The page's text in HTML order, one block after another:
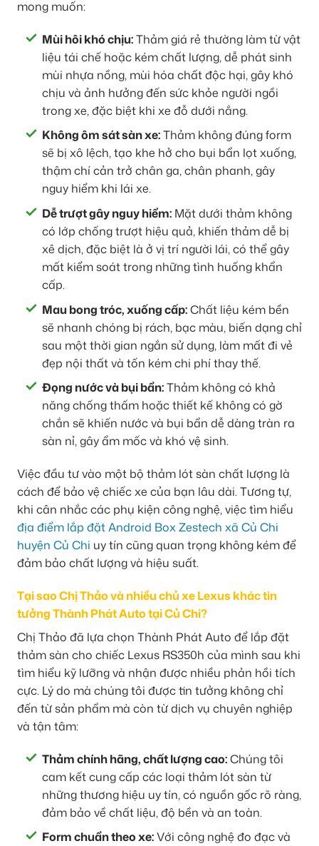
mong muốn:
Mùi hôi khó chịu:Thảm giá rẻ thường làm từ vật
liệu tái chế hoặc kém chất lượng, dễ phát sinh
mùi nhựa nồng, mùi hóa chất độc hại, gây khó
chịu và ảnh hưởng đến sức khỏe người ngồi
trong xe, đặc biệt khi xe đỗ dưới nắng.
Không ôm sát sàn xe:Thảm không đúng form
sẽ bị xô lệch, tạo khe hở cho bụi bẩn lọt xuống,
thậm chí cản trở chân ga, chân phanh, gây
nguy hiểm khi lái xe.
Dễ trượt gây nguy hiểm: Mặt dưới thảm không
có lớp chống trượt hiệu quả, khiến thảm dễ bị
xê dịch, đặc biệt là ở vị trí người lái, có thể gây
mất kiểm soát trong những tình huống khẩn
cấp.
Mau bong tróc, xuống cấp:Chất liệu kém bền
sẽ nhanh chóng bị rách, bạc màu, biến dạng chỉ
sau một thời gian ngắn sử dụng, làm mất đi vẻ
đẹp nội thất và tốn kém chi phí thay thế.
Đọng nước và bụi bẩn:Thảm không có khả
năng chống thấm hoặc thiết kế không có gờ
chắn sẽ khiến nước và bụi bẩn dễ dàng tràn ra
sàn nỉ, gây ẩm mốc và khó vệ sinh.
Việc đầu tư vào một bộ thảm lót sàn chất lượng là
cách để bảo vệ chiếc xe của bạn lâu dài. Tương tự,
khi cân nhắc các phụ kiện công nghệ, việc tìm hiểu
địa điểm lắp đặt Android Box Zestech xã Củ Chi
huyện Củ Chi uy tín cũng quan trọng không kém để
đảm bảo chất lượng và hiệu suất.
Tại sao Chị Thảo và nhiều chủ xe Lexus khác tin
tưởng Thành Phát Auto tại Củ Chi?
Chị Thảo đã lựa chọn Thành Phát Auto để lắp đặt
thảm sàn cho chiếc Lexus RS350h của mình sau khi
tìm hiểu kỹ lưỡng và nhận được nhiều phản hồi tích
cực. Lý do mà chúng tôi được tin tưởng không chỉ
đến từ sản phẩm mà còn từ dịch vụ chuyên nghiệp
và tận tâm:
Thảm chính hãng, chất lượng cao:Chúng tôi
cam kết cung cấp các loại thảm lót sàn từ
những thương hiệu uy tín, có nguồn gốc rõ ràng,
đảm bảo về chất liệu, độ bền và an toàn.
Form chuẩn theo xe:Với công nghệ đo đạc và